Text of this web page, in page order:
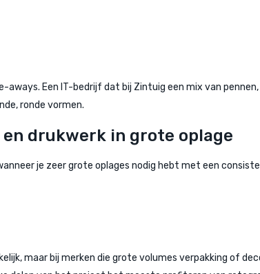
aways. Een IT-bedrijf dat bij Zintuig een mix van
ronde vormen.
drukwerk in grote oplage
je zeer grote oplages nodig hebt met een
maar bij merken die grote volumes verpakking of